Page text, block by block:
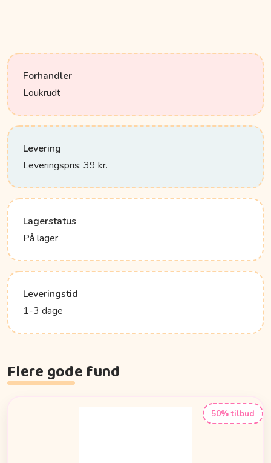
Forhandler
Loukrudt
Levering
Leveringspris: 39 kr.
Lagerstatus
På lager
Leveringstid
1-3 dage
Flere gode fund
50% tilbud